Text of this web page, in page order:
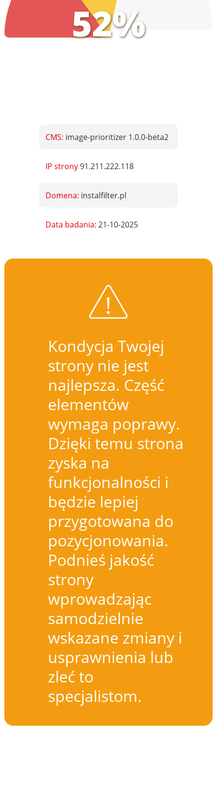
52%
CMS: image-prioritizer 1.0.0-beta2
IP strony91.211.222.118
Domena: instalfilter.pl
Data badania:21-10-2025
Kondycja Twojej
strony nie jest
najlepsza. Część
elementów
wymaga poprawy.
Dzięki temu strona
zyska na
funkcjonalności i
będzie lepiej
przygotowana do
pozycjonowania.
Podnieś jakość
strony
wprowadzając
samodzielnie
wskazane zmiany i
usprawnienia lub
zleć to
specjalistom.